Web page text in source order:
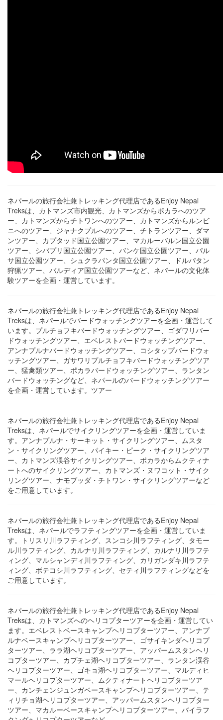
ネパールの旅行会社兼トレッキング代理店であるEnjoy Nepal
Treksは、カトマンズ市内観光、カトマンズからポカラへのツア
ー、カトマンズからチトワンへのツアー、カトマンズからルンビ
ニへのツアー、ジャナクプルへのツアー、チトランツアー、ダマ
ンツアー、カプタッド国立公園ツアー、マカルーバルン国立公園
ツアー、シバプリ国立公園ツアー、バンケ国立公園ツアー、パル
サ国立公園ツアー、シュクラパンタ国立公園ツアー、ドルパタン
狩猟ツアー、バルディア国立公園ツアーなど、ネパールの文化体
験ツアーを企画・運営しています。
ネパールの旅行会社兼トレッキング代理店であるEnjoy Nepal
Treksは、ネパールでバードウォッチングツアーを企画・運営して
います。プルチョフキバードウォッチングツアー、ゴダワリバー
ドウォッチングツアー、エベレストバードウォッチングツアー、
アンナプルナバードウォッチングツアー、コシタップバードウォ
ッチングツアー、ガサワリプルチョフキバードウォッチングツア
ー、猛禽類ツアー、ポカラバードウォッチングツアー、ランタン
バードウォッチングなど、ネパールのバードウォッチングツアー
を企画・運営しています。ツアー
ネパールの旅行会社兼トレッキング代理店であるEnjoy Nepal
Treksは、ネパールでサイクリングツアーを企画・運営していま
す。アンナプルナ・サーキット・サイクリングツアー、ムスタ
ン・サイクリングツアー、パイキー・ピーク・サイクリングツア
ー、カトマンズ渓谷サイクリングツアー、ポカラからムクティナ
ートへのサイクリングツアー、カトマンズ・ヌワコット・サイク
リングツアー、ナモブッダ・チトワン・サイクリングツアーなど
をご用意しています。
ネパールの旅行会社兼トレッキング代理店であるEnjoy Nepal
Treksは、ネパールでラフティングツアーを企画・運営していま
す。トリスリ川ラフティング、スンコシ川ラフティング、タモー
ル川ラフティング、カルナリ川ラフティング、カルナリ川ラフテ
ィング、マルシャンディ川ラフティング、カリガンダキ川ラフテ
ィング、ボテコシ川ラフティング、セティ川ラフティングなどを
ご用意しています。
ネパールの旅行会社兼トレッキング代理店であるEnjoy Nepal
Treksは、カトマンズへのヘリコプターツアーを企画・運営してい
ます。エベレストベースキャンプヘリコプターツアー、アンナプ
ルナベースキャンプヘリコプターツアー、ゴサイキンダヘリコプ
ターツアー、ララ湖ヘリコプターツアー、アッパームスタンヘリ
コプターツアー、カプチェ湖ヘリコプターツアー、ランタン渓谷
ヘリコプターツアー、ゴキョ湖ヘリコプターツアー、マルディヒ
マールヘリコプターツアー、ムクティナートヘリコプターツア
ー、カンチェンジュンガベースキャンプヘリコプターツアー、テ
ィリチョ湖ヘリコプターツアー、アッパームスタンヘリコプター
ツアー、マカルーベースキャンプヘリコプターツアー、バイラフ